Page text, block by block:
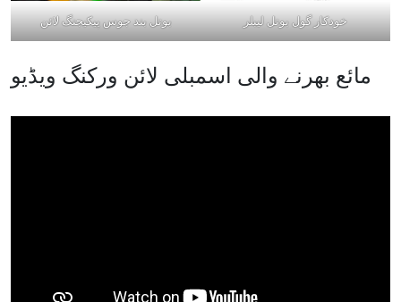
بوتل بند جوس پیکیجنگ لائن خودکار گول بوتل لیبلر
مائع بھرنے والی اسمبلی لائن ورکنگ ویڈیو